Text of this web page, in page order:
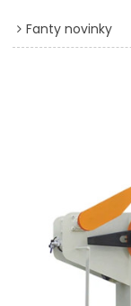
Fanty novinky